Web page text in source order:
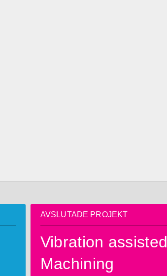
AVSLUTADE PROJEKT
Vibration assisted
Machining